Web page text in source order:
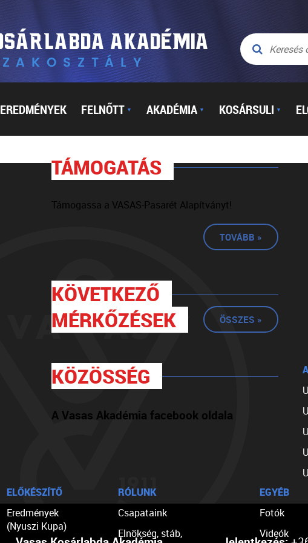
EREDMÉNYEK FELNŐTT ▼ AKADÉMIA ▼ KOSÁRSULI ▼
TÁMOGATÁS
Támogassa a VASAS-Pasarét Alapítványt!
TOVÁBB »
KÖVETKEZŐ
MÉRKŐZÉSEK
ÖSSZES »
KÖZÖSSÉG
A Vasas Akadémia facebook oldala
ELŐKÉSZÍTŐ
Eredmények
(Nyuszi Kupa)
RÓLUNK
Csapataink
Elnökség, stáb,
EGYÉB
Fotók
Videók